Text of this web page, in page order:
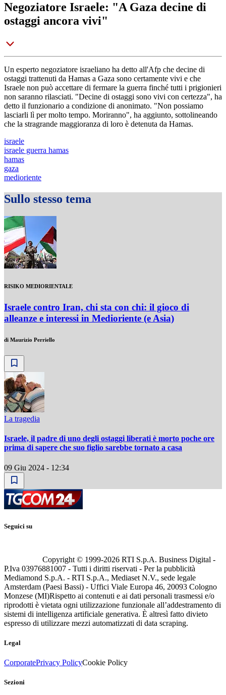
Negoziatore Israele: "A Gaza decine di
ostaggi ancora vivi"
Un esperto negoziatore israeliano ha detto all'Afp che decine di
ostaggi trattenuti da Hamas a Gaza sono certamente vivi e che
Israele non può accettare di fermare la guerra finché tutti i prigionieri
non saranno rilasciati. "Decine di ostaggi sono vivi con certezza", ha
detto il funzionario a condizione di anonimato. "Non possiamo
lasciarli lì per molto tempo. Moriranno", ha aggiunto, sottolineando
che la stragrande maggioranza di loro è detenuta da Hamas.
israele
israele guerra hamas
hamas
gaza
medioriente
Sullo stesso tema
RISIKO MEDIORIENTALE
Israele contro Iran, chi sta con chi: il gioco di
alleanze e interessi in Medioriente (e Asia)
di Maurizio Perriello
La tragedia
Israele, il padre di uno degli ostaggi liberati è morto poche ore
prima di sapere che suo figlio sarebbe tornato a casa
09 Giu 2024 - 12:34
Seguici su
Copyright © 1999-2026 RTI S.p.A. Business Digital -
P.Iva 03976881007 - Tutti i diritti riservati - Per la pubblicità
Mediamond S.p.A. - RTI S.p.A., Mediaset N.V., sede legale
Amsterdam (Paesi Bassi) - Uffici Viale Europa 46, 20093 Cologno
Monzese (MI)Rispetto ai contenuti e ai dati personali trasmessi e/o
riprodotti è vietata ogni utilizzazione funzionale all’addestramento di
sistemi di intelligenza artificiale generativa. È altresì fatto divieto
espresso di utilizzare mezzi automatizzati di data scraping.
Legal
CorporatePrivacy PolicyCookie Policy
Sezioni